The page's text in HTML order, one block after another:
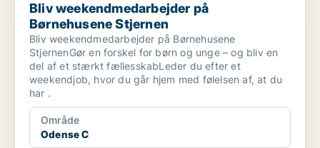
Bliv weekendmedarbejder på
Børnehusene Stjernen
Bliv weekendmedarbejder på Børnehusene
StjernenGør en forskel for børn og unge – og bliv en
del af et stærkt fællesskabLeder du efter et
weekendjob, hvor du går hjem med følelsen af, at du
har .
Område
Odense C